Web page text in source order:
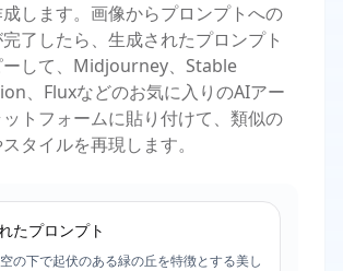
成します。画像からプロンプトへの
了したら、生成されたプロンプト
ーして、Midjourney、Stable
、Fluxなどのお気に入りのAIアー
ットフォームに貼り付けて、類似の
タイルを再現します。
たプロンプト
の下で起伏のある緑の丘を特徴とする美し